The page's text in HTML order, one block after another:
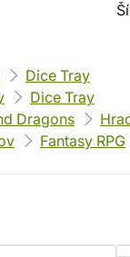
Dice Tray
Dice Tray
Dragons
Fantasy RPG